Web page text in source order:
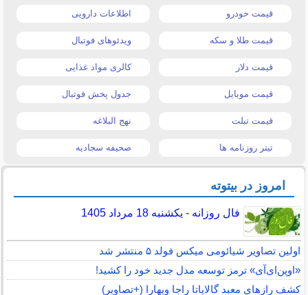
قیمت خودرو اطلاعات دارویی
قیمت طلا و سکه ویدئوهای فوتبال
قیمت دلار کالری مواد غذایی
قیمت موبایل جدول پخش فوتبال
قیمت تبلت نهج البلاغه
تیتر روزنامه ها صحیفه سجادیه
امروز در بیتوته
فال روزانه - یکشنبه 18 مرداد 1405
اولین تصاویر شیائومی میکس فولد ۵ منتشر شد
«اوپن‌ای‌آی» ترمز توسعه مدل جدید خود را کشید!
کشف رازهای معبد گالاپاتا راجا ویهارا (+تصاویر)